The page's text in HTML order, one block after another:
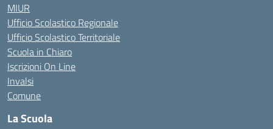
MIUR
Ufficio Scolastico Regionale
Ufficio Scolastico Territoriale
Scuola in Chiaro
Iscrizioni On Line
Invalsi
Comune
La Scuola